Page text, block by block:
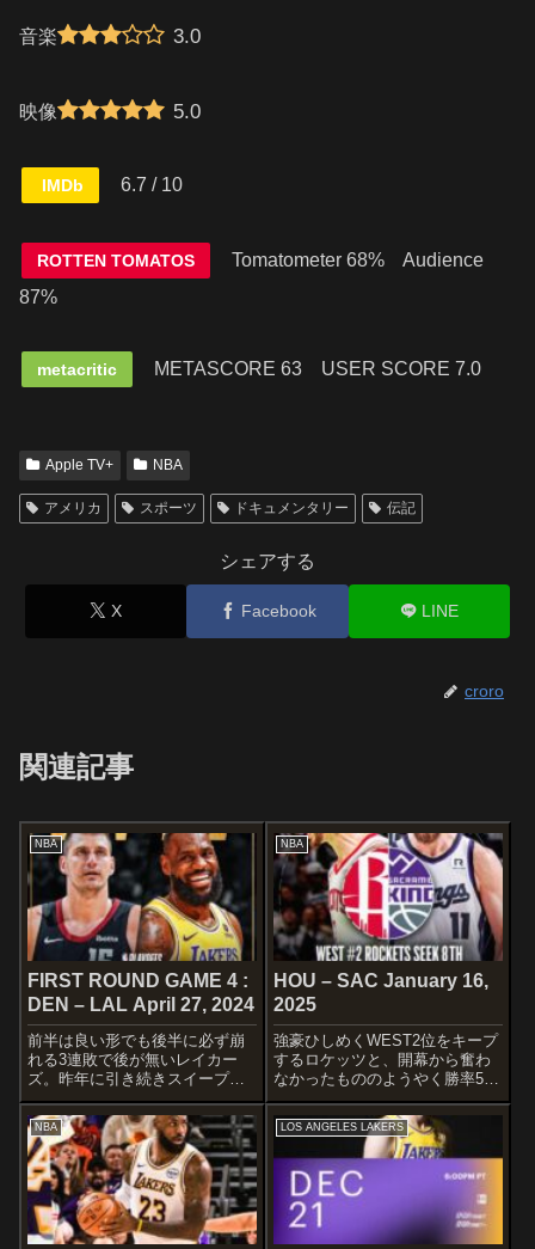
音楽 3.0
映像 5.0
IMDb 6.7 / 10
ROTTEN TOMATOS
Tomatometer 68% Audience
87%
metacritic METASCORE 63 USER SCORE 7.0
Apple TV+ NBA
アメリカ スポーツ ドキュメンタリー 伝記
シェアする
X Facebook LINE
croro
関連記事
NBA
FIRST ROUND GAME 4 :
DEN – LAL April 27, 2024
前半は良い形でも後半に必ず崩
れる3連敗で後が無いレイカー
ズ。昨年に引き続きスイープさ
れる訳にはいかないですよ
ね〜 一矢報いて欲しい！！
STARTERSDENVER
NUGGETSMichael Porter
Jr.Aaron GordonN...
NBA
HOU – SAC January 16,
2025
強豪ひしめくWEST2位をキープ
するロケッツと、開幕から奮わ
なかったもののようやく勝率5割
にのせたキングスの一戦です。
STARTERSHOUSTON
ROCKETSAmen
ThompsonJalen GreenJeff
GreenDill...
NBA LOS ANGELES LAKERS